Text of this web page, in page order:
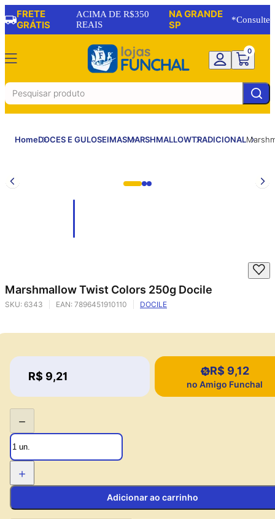
FRETE
GRÁTIS
ACIMA DE R$350
REAIS
NA GRANDE
SP
*Consulte
0
HomeDOCES E GULOSEIMASMARSHMALLOWTRADICIONAL
Marshmallow Twist Colors 250g Docile
SKU: 6343 EAN: 7896451910110 DOCILE
Price:
R$ 9,21 Price:
R$ 9,12
no Amigo Funchal
−
+
Adicionar ao carrinho